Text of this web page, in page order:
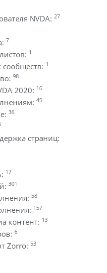
NVDA: 27
7
1
1
98
2020: 16
45
36
страниц:
17
301
58
157
контент: 13
6
Zorro: 53